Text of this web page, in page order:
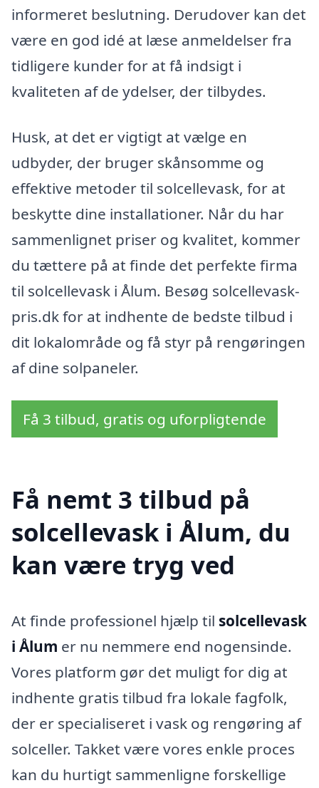
informeret beslutning. Derudover kan det
være en god idé at læse anmeldelser fra
tidligere kunder for at få indsigt i
kvaliteten af de ydelser, der tilbydes.
Husk, at det er vigtigt at vælge en
udbyder, der bruger skånsomme og
effektive metoder til solcellevask, for at
beskytte dine installationer. Når du har
sammenlignet priser og kvalitet, kommer
du tættere på at finde det perfekte firma
til solcellevask i Ålum. Besøg solcellevask-
pris.dk for at indhente de bedste tilbud i
dit lokalområde og få styr på rengøringen
af dine solpaneler.
Få 3 tilbud, gratis og uforpligtende
Få nemt 3 tilbud på
solcellevask i Ålum, du
kan være tryg ved
At finde professionel hjælp til solcellevask
i Ålum er nu nemmere end nogensinde.
Vores platform gør det muligt for dig at
indhente gratis tilbud fra lokale fagfolk,
der er specialiseret i vask og rengøring af
solceller. Takket være vores enkle proces
kan du hurtigt sammenligne forskellige